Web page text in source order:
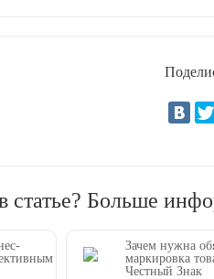
статье? Больше
Зачем нужна
маркировка
Честный Знак